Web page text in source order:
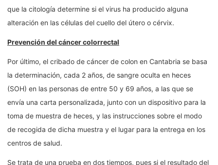
que la citología determine si el virus ha producido alguna
alteración en las células del cuello del útero o cérvix.
Prevención del cáncer colorrectal
Por último, el cribado de cáncer de colon en Cantabria se basa
la determinación, cada 2 años, de sangre oculta en heces
(SOH) en las personas de entre 50 y 69 años, a las que se
envía una carta personalizada, junto con un dispositivo para la
toma de muestra de heces, y las instrucciones sobre el modo
de recogida de dicha muestra y el lugar para la entrega en los
centros de salud.
Se trata de una prueba en dos tiempos, pues si el resultado del